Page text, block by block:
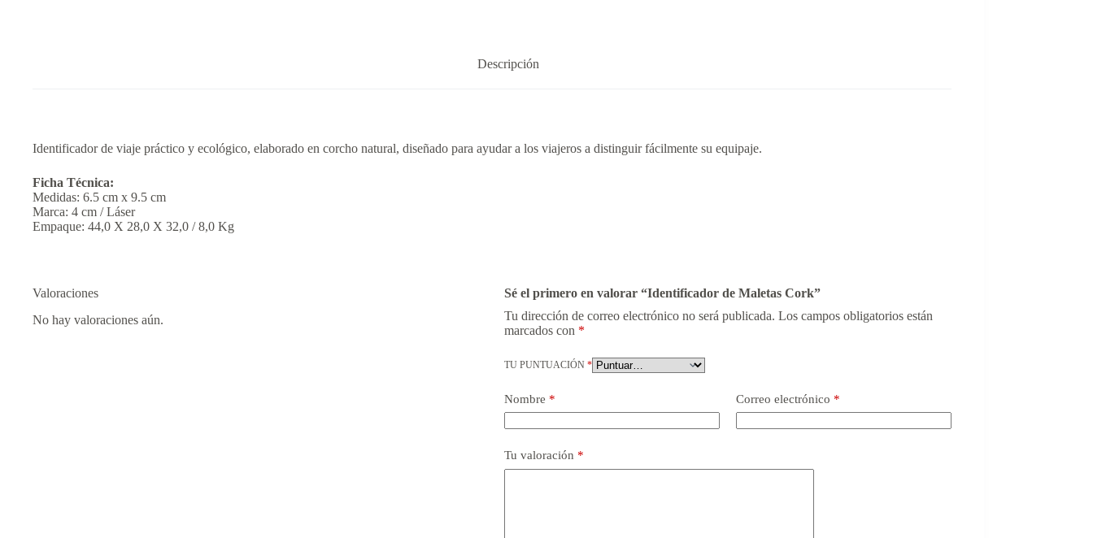
Descripción
Identificador de viaje práctico y ecológico, elaborado en corcho natural, diseñado para ayudar a los viajeros a distinguir fácilmente su equipaje.
Ficha Técnica:
Medidas: 6.5 cm x 9.5 cm
Marca: 4 cm / Láser
Empaque: 44,0 X 28,0 X 32,0 / 8,0 Kg
Valoraciones
No hay valoraciones aún.
Sé el primero en valorar “Identificador de Maletas Cork”
Tu dirección de correo electrónico no será publicada. Los campos obligatorios están
marcados con *
TU PUNTUACIÓN *
Nombre * Correo electrónico *
Tu valoración *